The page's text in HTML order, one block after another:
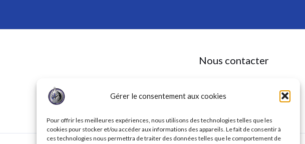
Gérer le consentement aux cookies
Pour offrir les meilleures expériences, nous utilisons des technologies telles que les
cookies pour stocker et/ou accéder aux informations des appareils. Le fait de consentir à
ces technologies nous permettra de traiter des données telles que le comportement de
Nous contacter
11 rue de la Doux, 86140 DOUSSAY